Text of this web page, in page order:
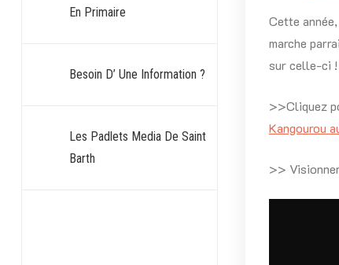
En Primaire
Besoin D’ Une Information ?
Les Padlets Media De Saint
Barth
Cette
marche
sur celle-ci !
>>Cliquez
Kangourou
>>